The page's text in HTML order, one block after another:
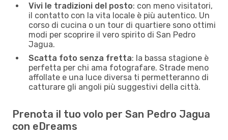
Vivi le tradizioni del posto: con meno visitatori,
il contatto con la vita locale è più autentico. Un
corso di cucina o un tour di quartiere sono ottimi
modi per scoprire il vero spirito di San Pedro
Jagua.
Scatta foto senza fretta: la bassa stagione è
perfetta per chi ama fotografare. Strade meno
affollate e una luce diversa ti permetteranno di
catturare gli angoli più suggestivi della città.
Prenota il tuo volo per San Pedro Jagua
con eDreams